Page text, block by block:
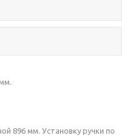
896 мм. Установку ручки по